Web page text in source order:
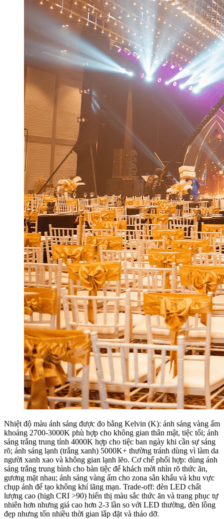
Nhiệt độ màu ánh sáng được đo bằng Kelvin (K): ánh sáng vàng ấm
khoảng 2700-3000K phù hợp cho không gian thân mật, tiệc tối; ánh
sáng trắng trung tính 4000K hợp cho tiệc ban ngày khi cần sự sáng
rõ; ánh sáng lạnh (trắng xanh) 5000K+ thường tránh dùng vì làm da
người xanh xao và không gian lạnh lẽo. Cơ chế phối hợp: dùng ánh
sáng trắng trung bình cho bàn tiệc để khách mời nhìn rõ thức ăn,
gương mặt nhau; ánh sáng vàng ấm cho zona sân khấu và khu vực
chụp ảnh để tạo không khí lãng mạn. Trade-off: đèn LED chất
lượng cao (high CRI >90) hiển thị màu sắc thức ăn và trang phục tự
nhiên hơn nhưng giá cao hơn 2-3 lần so với LED thường, đèn lồng
đẹp nhưng tốn nhiều thời gian lắp đặt và tháo dỡ.